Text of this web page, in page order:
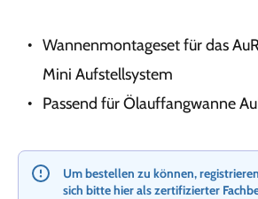
Wannenmontageset für das
Mini Aufstellsystem
Passend für Ölauffangwanne
Um bestellen zu können,
sich bitte hier als zertifizierter